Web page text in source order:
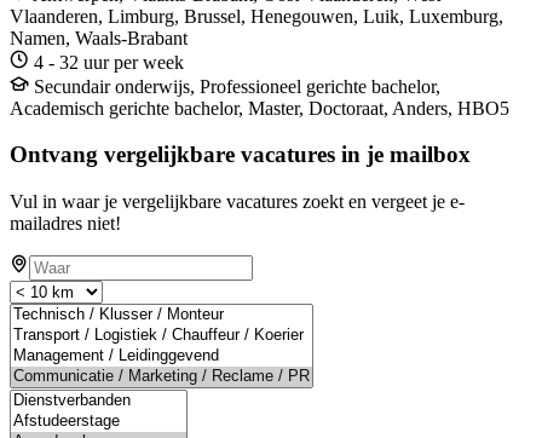
Vlaanderen, Limburg, Brussel, Henegouwen, Luik, Luxemburg,
Namen, Waals-Brabant
4 - 32 uur per week
Secundair onderwijs, Professioneel gerichte bachelor,
Academisch gerichte bachelor, Master, Doctoraat, Anders, HBO5
Ontvang vergelijkbare vacatures in je mailbox
Vul in waar je vergelijkbare vacatures zoekt en vergeet je e-
mailadres niet!